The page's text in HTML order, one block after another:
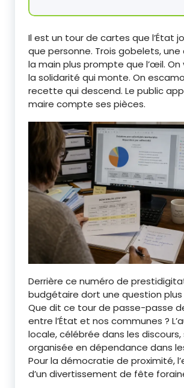
Il est un tour de cartes que l’État
que personne. Trois gobelets,
la main plus prompte que l’œil.
la solidarité qui monte. On
recette qui descend. Le public
maire compte ses pièces.
Derrière ce numéro de
budgétaire dort une question plus
Que dit ce tour de passe-passe
entre l’État et nos communes ?
locale, célébrée dans les discours,
organisée en dépendance dans
Pour la démocratie de proximité,
d’un divertissement de fête